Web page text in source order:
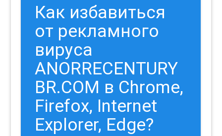
Как избавиться
от рекламного
вируса
ANORRECENTURY
BR.COM в Chrome,
Firefox, Internet
Explorer, Edge?